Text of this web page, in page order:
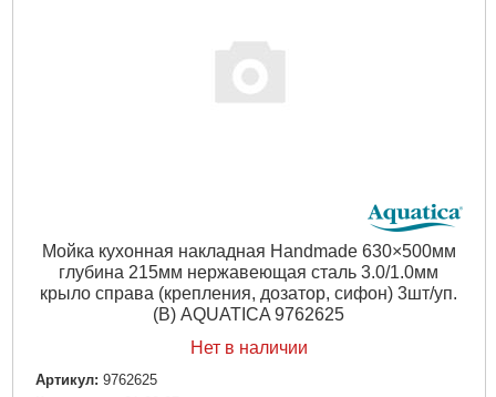
Мойка кухонная накладная Handmade 630×500мм
глубина 215мм нержавеющая сталь 3.0/1.0мм
крыло справа (крепления, дозатор, сифон) 3шт/уп.
(B) AQUATICA 9762625
Нет в наличии
Артикул: 9762625